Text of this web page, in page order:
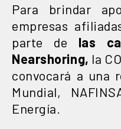
Para brindar
empresas
parte de las
Nearshoring, la
convocará a una
Mundial,
Energía.